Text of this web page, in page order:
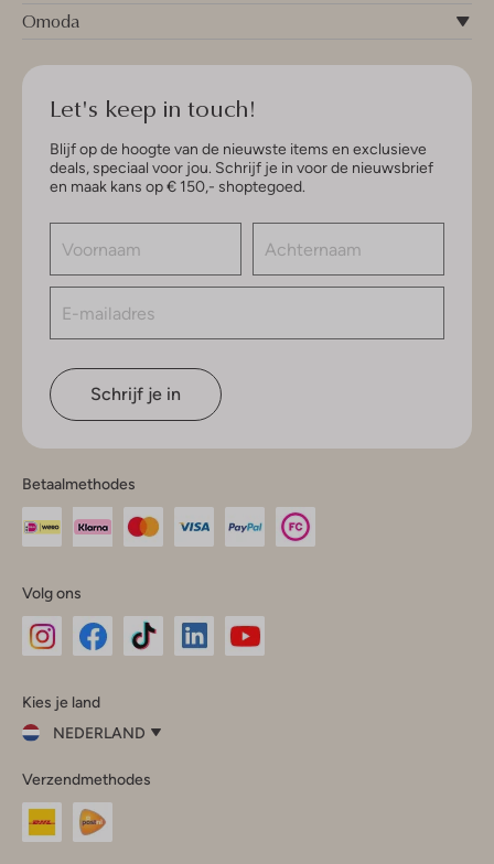
Omoda
Let's keep in touch!
Blijf op de hoogte van de nieuwste items en exclusieve
deals, speciaal voor jou. Schrijf je in voor de nieuwsbrief
en maak kans op € 150,- shoptegoed.
Schrijf je in
Betaalmethodes
Volg ons
InstagramFacebook
Kies je land
NEDERLAND
je
land
Nederland
Verzendmethodes